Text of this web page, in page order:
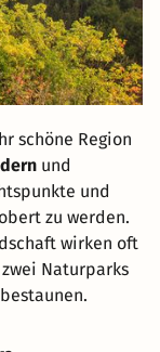
schöne Region
und
und
zu werden.
wirken oft
Naturparks
bestaunen.